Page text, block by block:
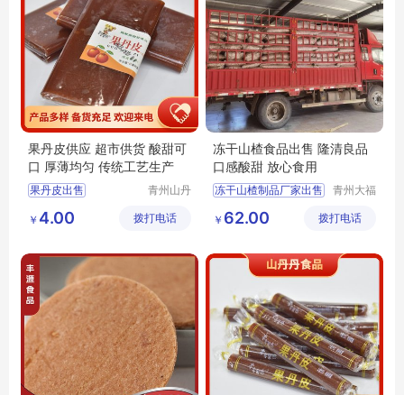
果丹皮供应 超市供货 酸甜可
口 厚薄均匀 传统工艺生产
果丹皮出售
果丹皮供应
山楂果丹皮厂家
青州山丹
限公司
￥ 4.00 拨打电话
冻干山楂食品出售 隆清良品
口感酸甜 放心食用
冻干山楂制品厂家出售
隆清良品山楂制品批发
冻干山楂食品生产
青州大福
展有限公
￥ 62.00 拨打电话